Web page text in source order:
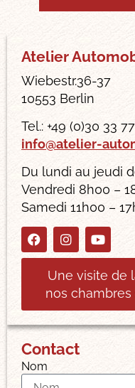
Atelier
Wiebestr.36-37
10553 Berlin
Tel.: +49 (0)30 33
info@atelier-
Du lundi au jeudi
Vendredi 8h00 –
Samedi 11h00 –
Une visite de
nos
Contact
Nom